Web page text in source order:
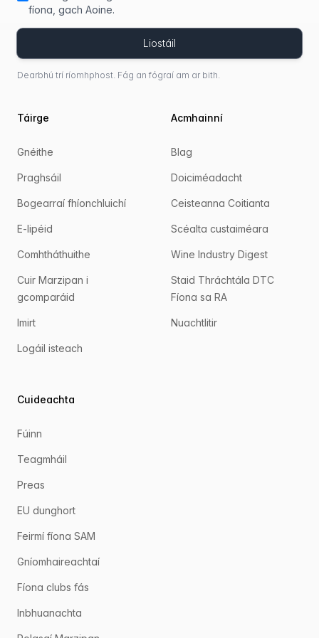
fíona, gach Aoine.
Liostáil
Dearbhú trí ríomhphost. Fág an fógraí am ar bith.
Táirge
Gnéithe
Praghsáil
Bogearraí fhíonchluichí
E-lipéid
Comhtháthuithe
Cuir Marzipan i
gcomparáid
Imirt
Logáil isteach
Acmhainní
Blag
Doiciméadacht
Ceisteanna Coitianta
Scéalta custaiméara
Wine Industry Digest
Staid Thráchtála DTC
Fíona sa RA
Nuachtlitir
Cuideachta
Fúinn
Teagmháil
Preas
EU dunghort
Feirmí fíona SAM
Gníomhaireachtaí
Fíona clubs fás
Inbhuanachta